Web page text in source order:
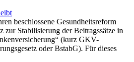
beschlossene Gesundheitsreform
zur Stabilisierung der Beitragssätze in
(kurz GKV-
oder BstabG). Für dieses